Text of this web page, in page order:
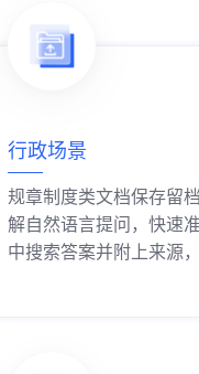
行政场景
规章制度类文档保存留
解自然语言提问，快速
中搜索答案并附上来源